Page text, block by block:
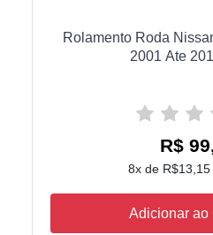
Rolamento Roda
2001 Ate
R$
8x de
Adicionar ao